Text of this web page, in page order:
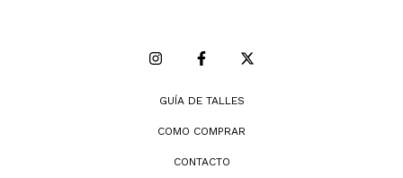
GUÍA DE TALLES
COMO COMPRAR
CONTACTO